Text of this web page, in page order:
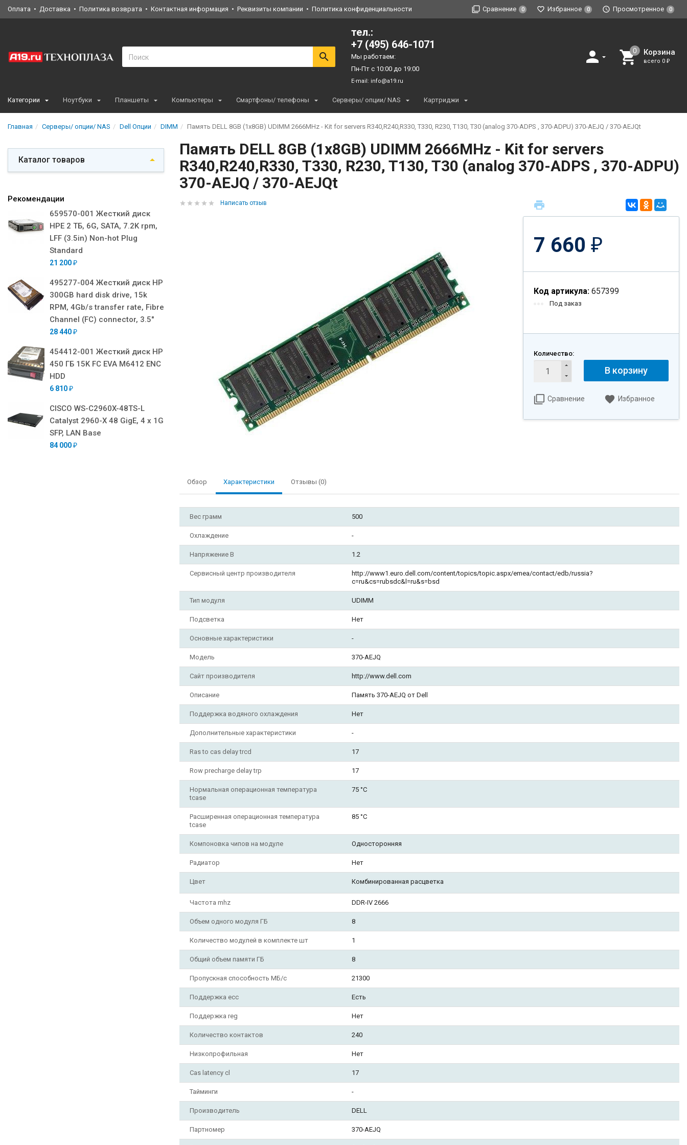
Оплата Доставка Политика возврата Контактная информация Реквизиты компании Политика конфиденциальности Сравнение 0 Избранное 0 Просмотренное 0
тел.:
+7 (495) 646-1071
Мы работаем:
Пн-Пт с 10:00 до 19:00
E-mail: info@a19.ru
Корзина
всего 0 ₽
Категории Ноутбуки Планшеты Компьютеры Смартфоны/ телефоны Серверы/ опции/ NAS Картриджи
Главная Серверы/ опции/ NAS Dell Опции DIMM Память DELL 8GB (1x8GB) UDIMM 2666MHz - Kit for servers R340,R240,R330, T330, R230, T130, T30 (analog 370-ADPS , 370-ADPU) 370-AEJQ / 370-AEJQt
Каталог товаров
Рекомендации
659570-001 Жесткий диск
HPE 2 ТБ, 6G, SATA, 7.2K rpm,
LFF (3.5in) Non-hot Plug
Standard
21 200 ₽
495277-004 Жесткий диск HP
300GB hard disk drive, 15k
RPM, 4Gb/s transfer rate, Fibre
Channel (FC) connector, 3.5"
28 440 ₽
454412-001 Жесткий диск HP
450 ГБ 15K FC EVA M6412 ENC
HDD
6 810 ₽
CISCO WS-C2960X-48TS-L
Catalyst 2960-X 48 GigE, 4 x 1G
SFP, LAN Base
84 000 ₽
Память DELL 8GB (1x8GB) UDIMM 2666MHz - Kit for servers
R340,R240,R330, T330, R230, T130, T30 (analog 370-ADPS , 370-ADPU)
370-AEJQ / 370-AEJQt
Написать отзыв
7 660 ₽
Код артикула: 657399
Под заказ
Количество:
В корзину
Сравнение Избранное
Обзор Характеристики Отзывы (0)
Вес грамм 500
Охлаждение -
Напряжение В 1.2
Сервисный центр производителя
http://www1.euro.dell.com/content/topics/topic.aspx/emea/contact/edb/russia?
c=ru&cs=rubsdc&l=ru&s=bsd
Тип модуля UDIMM
Подсветка Нет
Основные характеристики -
Модель 370-AEJQ
Сайт производителя http://www.dell.com
Описание Память 370-AEJQ от Dell
Поддержка водяного охлаждения Нет
Дополнительные характеристики -
Ras to cas delay trcd 17
Row precharge delay trp 17
Нормальная операционная температура
tcase
75 °C
Расширенная операционная температура
tcase
85 °C
Компоновка чипов на модуле Односторонняя
Радиатор Нет
Цвет Комбинированная расцветка
Частота mhz DDR-IV 2666
Объем одного модуля ГБ 8
Количество модулей в комплекте шт 1
Общий объем памяти ГБ 8
Пропускная способность МБ/с 21300
Поддержка ecc Есть
Поддержка reg Нет
Количество контактов 240
Низкопрофильная Нет
Cas latency cl 17
Тайминги -
Производитель DELL
Партномер 370-AEJQ